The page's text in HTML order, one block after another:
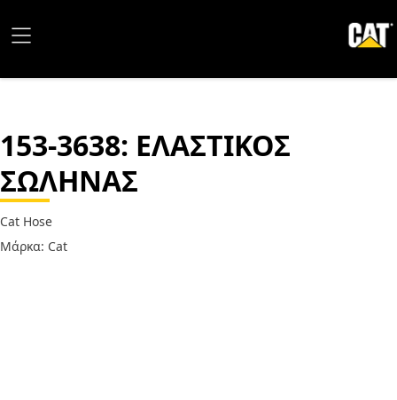
153-3638: ΕΛΑΣΤΙΚΟΣ
ΣΩΛΗΝΑΣ
Cat Hose
Μάρκα: Cat